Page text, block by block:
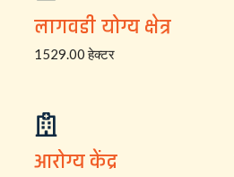
लागवडी योग्य क्षेत्र
1529.00 हेक्टर
आरोग्य केंद्र